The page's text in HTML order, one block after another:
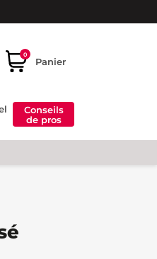
0
Panier
Conseils
de pros